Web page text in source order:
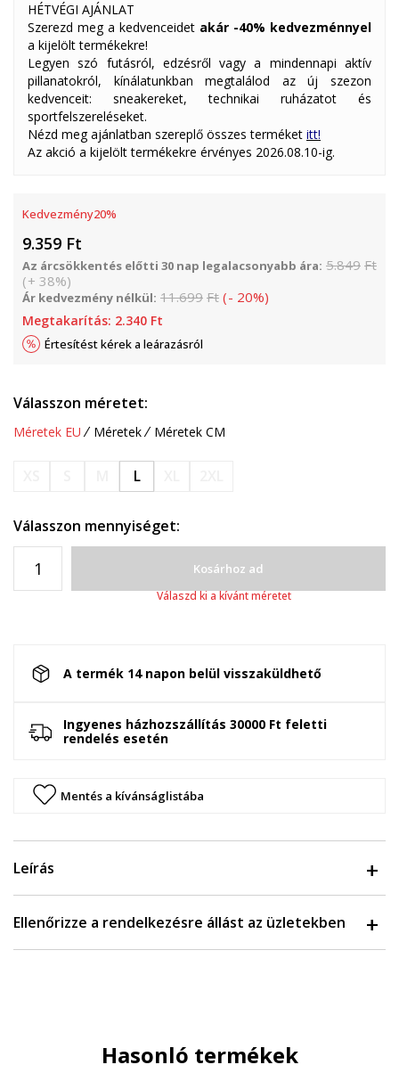
HÉTVÉGI AJÁNLAT
Szerezd meg a kedvenceidet akár -40% kedvezménnyel
a kijelölt termékekre!
Legyen szó futásról, edzésről vagy a mindennapi aktív
pillanatokról, kínálatunkban megtalálod az új szezon
kedvenceit: sneakereket, technikai ruházatot és
sportfelszereléseket.
Nézd meg ajánlatban szereplő összes terméket itt!
Az akció a kijelölt termékekre érvényes 2026.08.10-ig.
Kedvezmény20%
9.359 Ft
Az árcsökkentés előtti 30 nap legalacsonyabb ára: 5.849 Ft
(+ 38%)
Ár kedvezmény nélkül: 11.699 Ft (- 20%)
Megtakarítás: 2.340 Ft
Értesítést kérek a leárazásról
Válasszon méretet:
Méretek EU Méretek Méretek CM
L
Válasszon mennyiséget:
Kosárhoz ad
Válaszd ki a kívánt méretet
A termék 14 napon belül visszaküldhető
Ingyenes házhozszállítás 30000 Ft feletti
rendelés esetén
Mentés a kívánságlistába
Leírás
Ellenőrizze a rendelkezésre állást az üzletekben
Hasonló termékek